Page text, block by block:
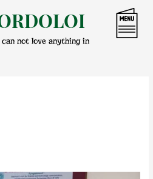
not love anything in